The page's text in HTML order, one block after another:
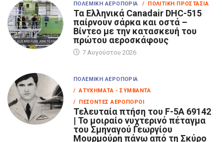
ΠΟΛΕΜΙΚΉ ΑΕΡΟΠΟΡΊΑ / ΠΟΛΙΤΙΚΉ ΠΡΟΣΤΑΣΊΑ
Τα Eλληνικά Canadair DHC-515
παίρνουν σάρκα και οστά –
Βίντεο με την κατασκευή του
πρώτου αεροσκάφους
7 Αυγούστου 2026
ΠΟΛΕΜΙΚΉ ΑΕΡΟΠΟΡΊΑ
/ ΑΤΥΧΉΜΑΤΑ - ΣΥΜΒΆΝΤΑ
/ ΠΕΣΌΝΤΕΣ ΑΕΡΟΠΌΡΟΙ
Τελευταία πτήση του F-5A 69142
| Το μοιραίο νυχτερινό πέταγμα
του Σμηναγού Γεωργίου
Μουρμούρη πάνω από τη Σκύρο